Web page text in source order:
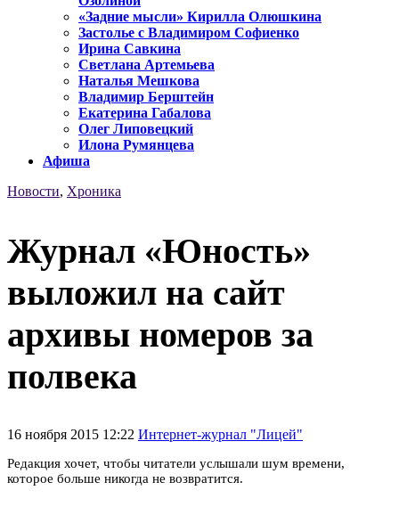
«Задние мысли» Кирилла Олюшкина
Застолье с Владимиром Софиенко
Ирина Савкина
Светлана Артемьева
Наталья Мешкова
Владимир Берштейн
Екатерина Габалова
Олег Липовецкий
Илона Румянцева
Афиша
Новости, Хроника
Журнал «Юность»
выложил на сайт
архивы номеров за
полвека
16 ноября 2015 12:22 Интернет-журнал "Лицей"
Редакция хочет, чтобы читатели услышали шум времени,
которое больше никогда не возвратится.